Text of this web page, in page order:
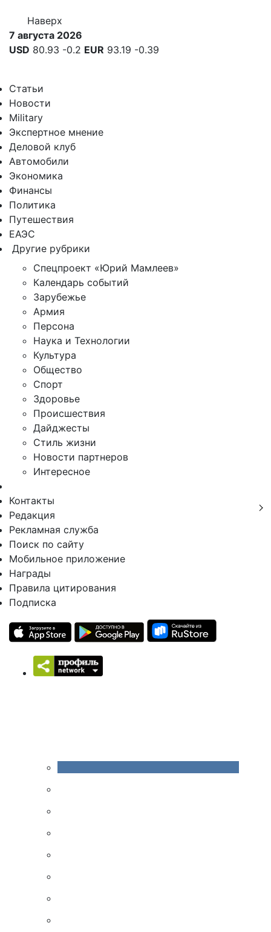
Наверх
7 августа 2026
USD 80.93 -0.2 EUR 93.19 -0.39
Статьи
Новости
Military
Экспертное мнение
Деловой клуб
Автомобили
Экономика
Финансы
Политика
Путешествия
ЕАЭС
Другие рубрики
Спецпроект «Юрий Мамлеев»
Календарь событий
Зарубежье
Армия
Персона
Наука и Технологии
Культура
Общество
Спорт
Здоровье
Происшествия
Дайджесты
Стиль жизни
Новости партнеров
Интересное
Контакты
Редакция
Рекламная служба
Поиск по сайту
Мобильное приложение
Награды
Правила цитирования
Подписка